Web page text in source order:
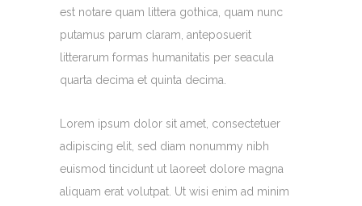
est notare quam littera gothica, quam nunc
putamus parum claram, anteposuerit
litterarum formas humanitatis per seacula
quarta decima et quinta decima.
Lorem ipsum dolor sit amet, consectetuer
adipiscing elit, sed diam nonummy nibh
euismod tincidunt ut laoreet dolore magna
aliquam erat volutpat. Ut wisi enim ad minim